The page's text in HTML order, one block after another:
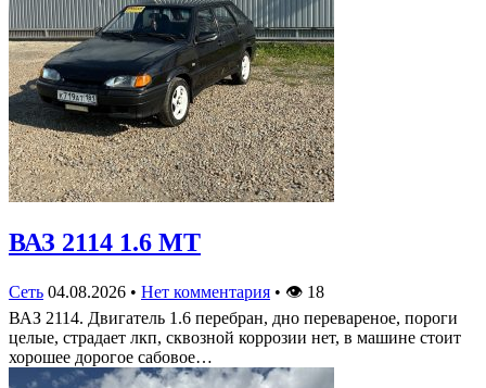
ВАЗ 2114 1.6 MT
Сеть 04.08.2026 • Нет комментария • 👁 18
ВАЗ 2114. Двигатель 1.6 перебран, дно перевареное, пороги
целые, страдает лкп, сквозной коррозии нет, в машине стоит
хорошее дорогое сабовое…